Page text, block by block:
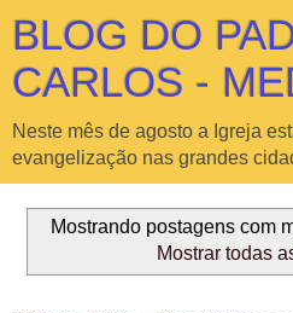
BLOG DO
CARLOS -
Neste mês de agosto a Igreja
evangelização nas grandes
Mostrando postagens com
Mostrar todas